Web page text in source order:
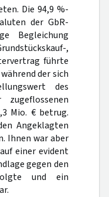
Die 94,9 %-
der GbR-
Begleichung
,
führte
der sich
des
Mio. € betrug.
Angeklagten
Ihnen war aber
einer evident
gegen den
und ein